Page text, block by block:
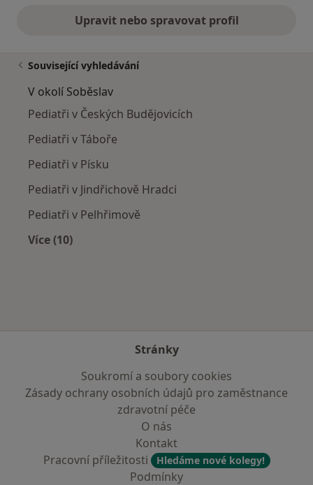
Upravit nebo spravovat profil
Související vyhledávání
V okolí Soběslav
Pediatři v Českých Budějovicích
Pediatři v Táboře
Pediatři v Písku
Pediatři v Jindřichově Hradci
Pediatři v Pelhřimově
Více (10)
Stránky
Soukromí a soubory cookies
Zásady ochrany osobních údajů pro zaměstnance
zdravotní péče
O nás
Kontakt
Pracovní příležitosti
Hledáme nové kolegy!
Podmínky